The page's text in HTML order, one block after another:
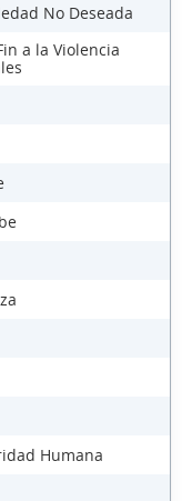
No Deseada
a la Violencia
Humana